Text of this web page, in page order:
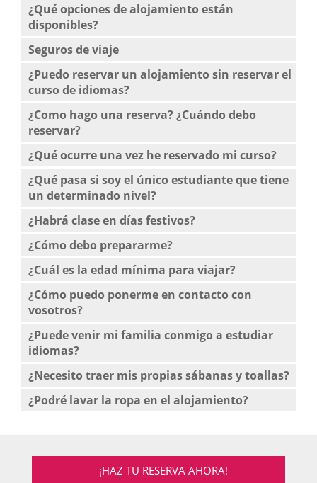
¿Qué opciones de alojamiento están
disponibles?
Seguros de viaje
¿Puedo reservar un alojamiento sin reservar el
curso de idiomas?
¿Como hago una reserva? ¿Cuándo debo
reservar?
¿Qué ocurre una vez he reservado mi curso?
¿Qué pasa si soy el único estudiante que tiene
un determinado nivel?
¿Habrá clase en días festivos?
¿Cómo debo prepararme?
¿Cuál es la edad mínima para viajar?
¿Cómo puedo ponerme en contacto con
vosotros?
¿Puede venir mi familia conmigo a estudiar
idiomas?
¿Necesito traer mis propias sábanas y toallas?
¿Podré lavar la ropa en el alojamiento?
¡HAZ TU RESERVA AHORA!